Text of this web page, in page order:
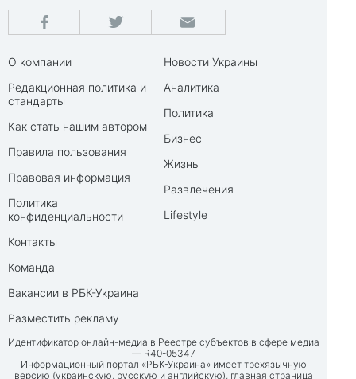
О компании
Редакционная политика и
стандарты
Как стать нашим автором
Правила пользования
Правовая информация
Политика
конфиденциальности
Контакты
Команда
Вакансии в РБК-Украина
Разместить рекламу
Новости Украины
Аналитика
Политика
Бизнес
Жизнь
Развлечения
Lifestyle
Идентификатор онлайн-медиа в Реестре субъектов в сфере медиа
— R40-05347
Информационный портал «РБК-Украина» имеет трехязычную
версию (украинскую, русскую и английскую), главная страница